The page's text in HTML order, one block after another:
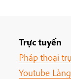
Trực tuyến
Pháp thoại
Youtube